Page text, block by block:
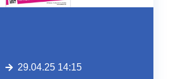
29.04.25 14:15